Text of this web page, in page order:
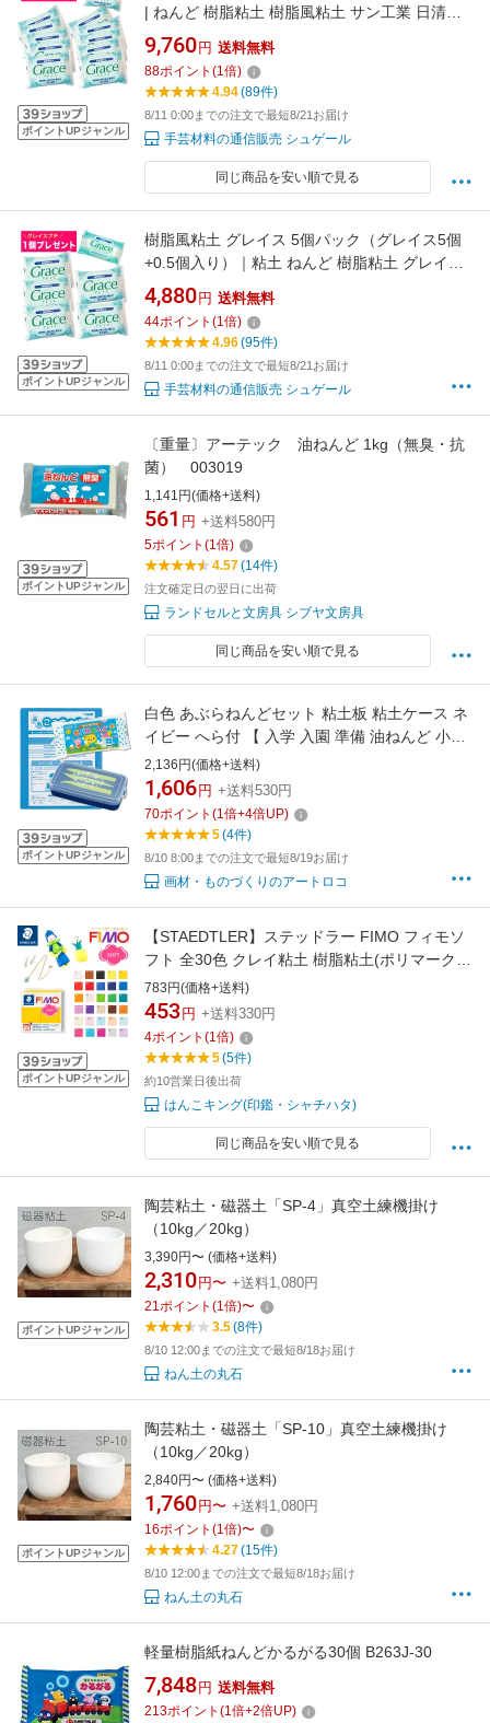
ポイントUPジャンル
| ねんど 樹脂粘土 樹脂風粘土 サン工業 日清ア
ソシエイツ 樹粘土 通常販売価格の10個分のお
値段で1個プレゼント！ 樹脂粘土 グレイス セッ
ト お買い得 粘土お買い得セット
9,760 円 送料無料
88ポイント (1倍)
4.94(89件)
8/11 0:00までの注文で最短8/21お届け
手芸材料の通信販売 シュゲール
同じ商品を安い順で見る
ポイントUPジャンル
樹脂風粘土 グレイス 5個パック（グレイス5個
+0.5個入り）｜粘土 ねんど 樹脂粘土 グレイス
セット パック 大口 まとめ買い お得 材料 サン
工業（旧日清アソシエイツ）の樹脂風粘土グレ
イスの5個まとめ買いパックです！もれなくプ
チサイズ1個付き♪ 粘土お買い得セット
4,880 円 送料無料
44ポイント (1倍)
4.96(95件)
8/11 0:00までの注文で最短8/21お届け
手芸材料の通信販売 シュゲール
ポイントUPジャンル
〔重量〕アーテック 油ねんど 1kg（無臭・抗
菌） 003019
1,141円(価格+送料)
561 円 +送料580円
5ポイント (1倍)
4.57(14件)
注文確定日の翌日に出荷
ランドセルと文房具 シブヤ文房具
同じ商品を安い順で見る
ポイントUPジャンル
白色 あぶらねんどセット 粘土板 粘土ケース ネ
イビー へら付 【 入学 入園 準備 油ねんど 小学
校 幼稚園 保育園 油粘土 ケース 】
2,136円(価格+送料)
1,606 円 +送料530円
70ポイント (1倍+4倍UP)
5(4件)
8/10 8:00までの注文で最短8/19お届け
画材・ものづくりのアートロコ
ポイントUPジャンル
【STAEDTLER】ステッドラー FIMO フィモソ
フト 全30色 クレイ粘土 樹脂粘土(ポリマークレ
イ) オーブンクレイ
783円(価格+送料)
453 円 +送料330円
4ポイント (1倍)
5(5件)
約10営業日後出荷
はんこキング(印鑑・シャチハタ)
同じ商品を安い順で見る
ポイントUPジャンル
陶芸粘土・磁器土「SP-4」真空土練機掛け
（10kg／20kg）
3,390円〜 (価格+送料)
2,310 円〜 +送料1,080円
21ポイント (1倍)〜
3.5(8件)
8/10 12:00までの注文で最短8/18お届け
ねん土の丸石
ポイントUPジャンル
陶芸粘土・磁器土「SP-10」真空土練機掛け
（10kg／20kg）
2,840円〜 (価格+送料)
1,760 円〜 +送料1,080円
16ポイント (1倍)〜
4.27(15件)
8/10 12:00までの注文で最短8/18お届け
ねん土の丸石
軽量樹脂紙ねんどかるがる30個 B263J-30
7,848 円 送料無料
213ポイント (1倍+2倍UP)